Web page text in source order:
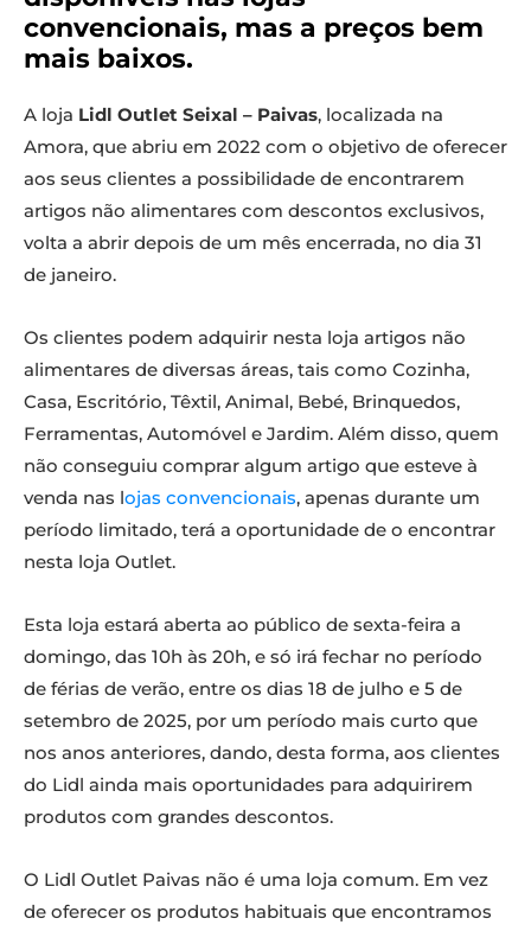
convencionais, mas a preços bem
mais baixos.
A loja Lidl Outlet Seixal – Paivas, localizada na
Amora, que abriu em 2022 com o objetivo de oferecer
aos seus clientes a possibilidade de encontrarem
artigos não alimentares com descontos exclusivos,
volta a abrir depois de um mês encerrada, no dia 31
de janeiro.
Os clientes podem adquirir nesta loja artigos não
alimentares de diversas áreas, tais como Cozinha,
Casa, Escritório, Têxtil, Animal, Bebé, Brinquedos,
Ferramentas, Automóvel e Jardim. Além disso, quem
não conseguiu comprar algum artigo que esteve à
venda nas lojas convencionais, apenas durante um
período limitado, terá a oportunidade de o encontrar
nesta loja Outlet.
Esta loja estará aberta ao público de sexta-feira a
domingo, das 10h às 20h, e só irá fechar no período
de férias de verão, entre os dias 18 de julho e 5 de
setembro de 2025, por um período mais curto que
nos anos anteriores, dando, desta forma, aos clientes
do Lidl ainda mais oportunidades para adquirirem
produtos com grandes descontos.
O Lidl Outlet Paivas não é uma loja comum. Em vez
de oferecer os produtos habituais que encontramos